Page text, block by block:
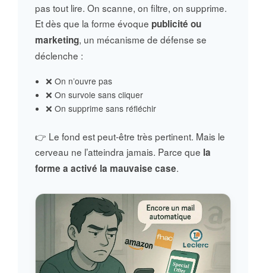
pas tout lire. On scanne, on filtre, on supprime.
Et dès que la forme évoque publicité ou
marketing, un mécanisme de défense se
déclenche :
❌ On n’ouvre pas
❌ On survole sans cliquer
❌ On supprime sans réfléchir
👉 Le fond est peut-être très pertinent. Mais le
cerveau ne l’atteindra jamais. Parce que la
forme a activé la mauvaise case.